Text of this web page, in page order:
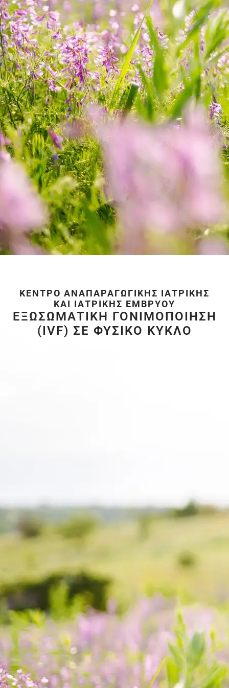
ΚΈΝΤΡΟ ΑΝΑΠΑΡΑΓΩΓΙΚΉΣ ΙΑΤΡΙΚΉΣ
ΚΑΙ ΙΑΤΡΙΚΉΣ ΕΜΒΡΎΟΥ
ΕΞΩΣΩΜΑΤΙΚΗ ΓΟΝΙΜΟΠΟΙΗΣΗ
(IVF) ΣΕ ΦΥΣΙΚΟ ΚΥΚΛΟ